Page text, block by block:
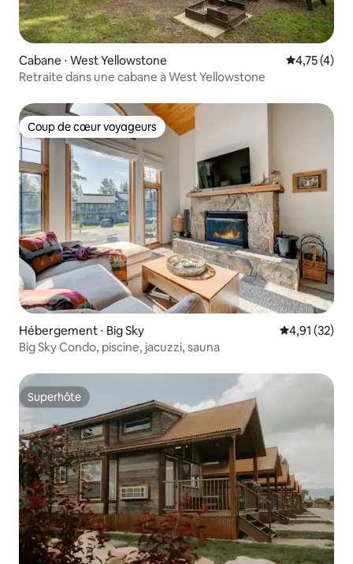
Cabane ⋅ West Yellowstone Évaluation
4,75 (4)
Retraite dans une cabane à West Yellowstone
Coup de cœur voyageurs
Coup de cœur voyageurs
Hébergement ⋅ Big Sky Évaluation
4,91 (32)
Big Sky Condo, piscine, jacuzzi, sauna
Superhôte
Superhôte